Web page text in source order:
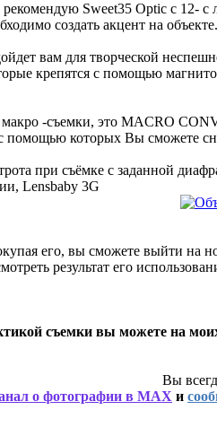
Sweet35 Optic c 12-
создать акцент на объекте.
вам для творческой
крепятся с помощью
-съемки, это MACRO
которых Вы сможете
при съёмке с заданной
Lensbaby 3G
его, вы сможете выйти на
результат его
съемки вы можете на
Вы
о фотографии в MAX и